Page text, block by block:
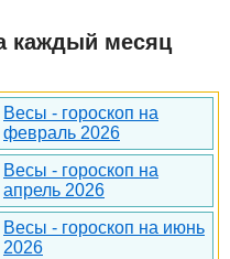
каждый месяц
Весы - гороскоп на
февраль 2026
Весы - гороскоп на
апрель 2026
Весы - гороскоп на июнь
2026